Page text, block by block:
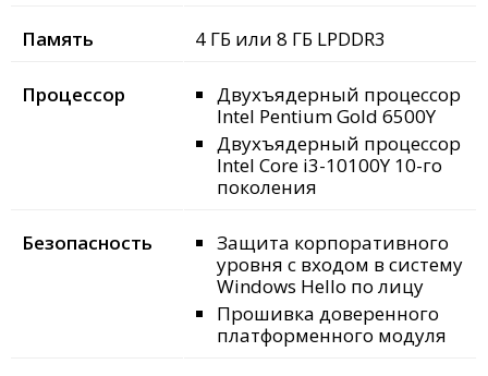
Память 4 ГБ или 8 ГБ LPDDR3
Процессор
Двухъядерный процессор
Intel Pentium Gold 6500Y
Двухъядерный процессор
Intel Core i3-10100Y 10-го
поколения
Безопасность
Защита корпоративного
уровня с входом в систему
Windows Hello по лицу
Прошивка доверенного
платформенного модуля